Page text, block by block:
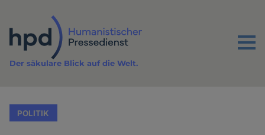
Inhalt
Menu
Der säkulare Blick auf die Welt.
POLITIK